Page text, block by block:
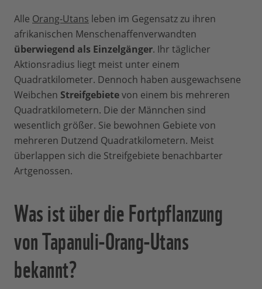
Alle Orang-Utans leben im Gegensatz zu ihren
afrikanischen Menschenaffenverwandten
überwiegend als Einzelgänger. Ihr täglicher
Aktionsradius liegt meist unter einem
Quadratkilometer. Dennoch haben ausgewachsene
Weibchen Streifgebietevon einem bis mehreren
Quadratkilometern. Die der Männchen sind
wesentlich größer. Sie bewohnen Gebiete von
mehreren Dutzend Quadratkilometern. Meist
überlappen sich die Streifgebiete benachbarter
Artgenossen.
Was ist über die Fortpflanzung
von Tapanuli-Orang-Utans
bekannt?